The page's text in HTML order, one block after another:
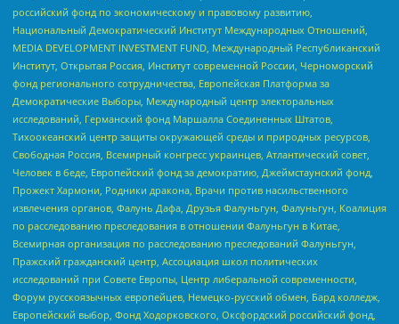
российский фонд по экономическому и правовому развитию,
Национальный Демократический Институт Международных Отношений,
MEDIA DEVELOPMENT INVESTMENT FUND, Международный Республиканский
Институт, Открытая Россия, Институт современной России, Черноморский
фонд регионального сотрудничества, Европейская Платформа за
Демократические Выборы, Международный центр электоральных
исследований, Германский фонд Маршалла Соединенных Штатов,
Тихоокеанский центр защиты окружающей среды и природных ресурсов,
Свободная Россия, Всемирный конгресс украинцев, Атлантический совет,
Человек в беде, Европейский фонд за демократию, Джеймстаунский фонд,
Прожект Хармони, Родники дракона, Врачи против насильственного
извлечения органов, Фалунь Дафа, Друзья Фалуньгун, Фалуньгун, Коалиция
по расследованию преследования в отношении Фалуньгун в Китае,
Всемирная организация по расследованию преследований Фалуньгун,
Пражский гражданский центр, Ассоциация школ политических
исследований при Совете Европы, Центр либеральной современности,
Форум русскоязычных европейцев, Немецко-русский обмен, Бард колледж,
Европейский выбор, Фонд Ходорковского, Оксфордский российский фонд,